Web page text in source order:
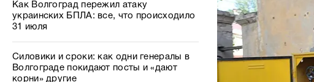
Как Волгоград пережил атаку
украинских БПЛА: все, что происходило
31 июля
Силовики и сроки: как одни генералы в
Волгограде покидают посты и «дают
корни» другие